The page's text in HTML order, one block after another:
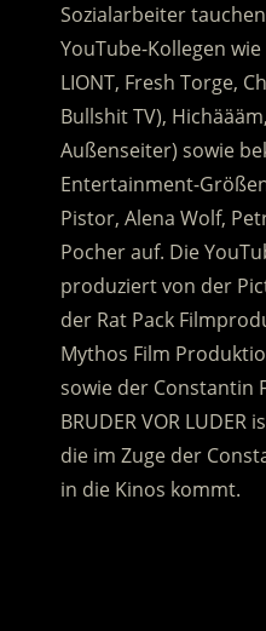
Sozialarbeiter
YouTube-Kollegen
LIONT, Fresh Torge,
Bullshit TV),
Außenseiter) sowie
Entertainment-
Pistor, Alena Wolf,
Pocher auf. Die
produziert von der
der Rat Pack
Mythos Film
sowie der Constantin
BRUDER VOR
die im Zuge der
in die Kinos kommt.